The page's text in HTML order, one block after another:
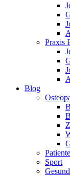
Praxis
Blog
Sport